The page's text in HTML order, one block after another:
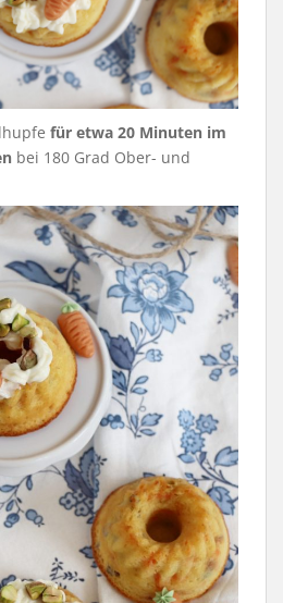
für etwa 20 Minuten im
bei 180 Grad Ober- und